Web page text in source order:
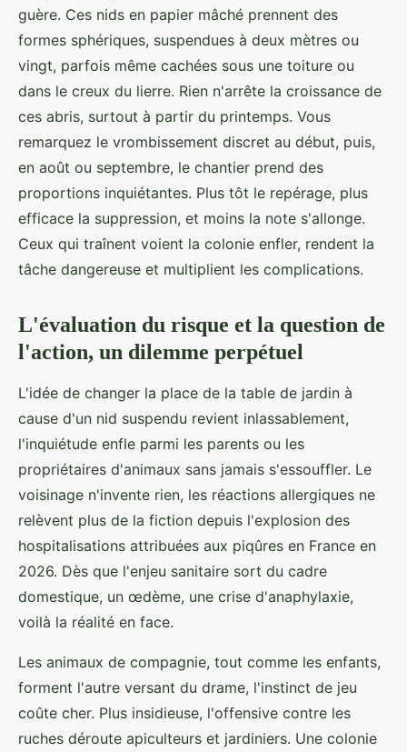
guère. Ces nids en papier mâché prennent des
formes sphériques, suspendues à deux mètres ou
vingt, parfois même cachées sous une toiture ou
dans le creux du lierre. Rien n'arrête la croissance de
ces abris, surtout à partir du printemps. Vous
remarquez le vrombissement discret au début, puis,
en août ou septembre, le chantier prend des
proportions inquiétantes. Plus tôt le repérage, plus
efficace la suppression, et moins la note s'allonge.
Ceux qui traînent voient la colonie enfler, rendent la
tâche dangereuse et multiplient les complications.
L'évaluation du risque et la question de
l'action, un dilemme perpétuel
L'idée de changer la place de la table de jardin à
cause d'un nid suspendu revient inlassablement,
l'inquiétude enfle parmi les parents ou les
propriétaires d'animaux sans jamais s'essouffler. Le
voisinage n'invente rien, les réactions allergiques ne
relèvent plus de la fiction depuis l'explosion des
hospitalisations attribuées aux piqûres en France en
2026. Dès que l'enjeu sanitaire sort du cadre
domestique, un œdème, une crise d'anaphylaxie,
voilà la réalité en face.
Les animaux de compagnie, tout comme les enfants,
forment l'autre versant du drame, l'instinct de jeu
coûte cher. Plus insidieuse, l'offensive contre les
ruches déroute apiculteurs et jardiniers. Une colonie